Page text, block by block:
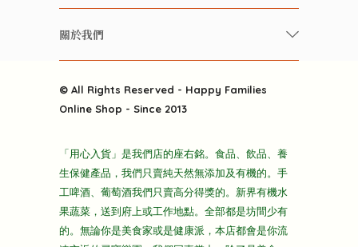
養生保健好東西
酒類
雜貨部
折上折大特價
主頁
雲南搜食記
粒粒皆辛苦
快樂電視台
常見問題
關於我們
送貨
隱私政策
© All Rights Reserved - Happy Families
Online Shop - Since 2013
「用心入貨」是我們店的座右銘。食品、飲品、養
生保健產品，我們只賣純天然無添加及有機的。手
工啤酒、葡萄酒我們只賣高分得獎的。新界有機水
果蔬菜，送到府上或工作地點。全部都是坊間少有
的。無論你是美食家或是健康派，本店都會是你流